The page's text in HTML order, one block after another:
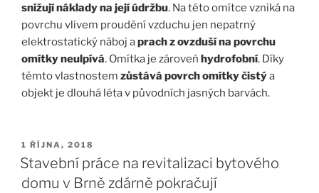
snižují náklady na její údržbu. Na této omítce vzniká na
povrchu vlivem proudění vzduchu jen nepatrný
elektrostatický náboj aprach z ovzduší na povrchu
omítky neulpívá. Omítka je zároveň hydrofobní. Díky
těmto vlastnostem zůstává povrch omítky čistýa
objekt je dlouhá léta v původních jasných barvách.
PUBLIKOVÁNO
1 ŘÍJNA, 2018
Stavební práce na revitalizaci bytového
domu v Brně zdárně pokračují